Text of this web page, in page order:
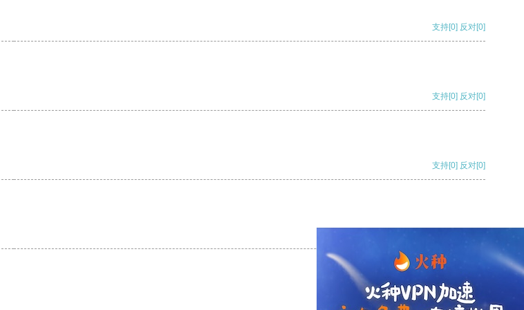
支持[0] 反对[0]
支持[0] 反对[0]
支持[0] 反对[0]
支持 [0] 反对 [0]